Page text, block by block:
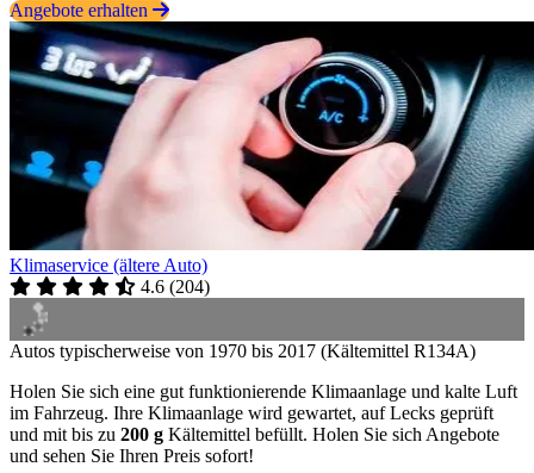
Angebote erhalten
Klimaservice (ältere Auto)
4.6 (204)
Autos typischerweise von 1970 bis 2017 (Kältemittel R134A)
Holen Sie sich eine gut funktionierende Klimaanlage und kalte Luft
im Fahrzeug. Ihre Klimaanlage wird gewartet, auf Lecks geprüft
und mit bis zu 200 g Kältemittel befüllt. Holen Sie sich Angebote
und sehen Sie Ihren Preis sofort!